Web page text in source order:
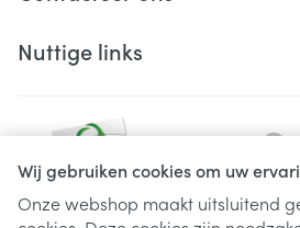
Wij gebruiken cookies om uw
Onze webshop maakt uitsluitend
Nuttige links